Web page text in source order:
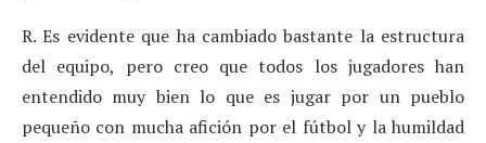
R. Es evidente que ha cambiado bastante la estructura
del equipo, pero creo que todos los jugadores han
entendido muy bien lo que es jugar por un pueblo
pequeño con mucha afición por el fútbol y la humildad